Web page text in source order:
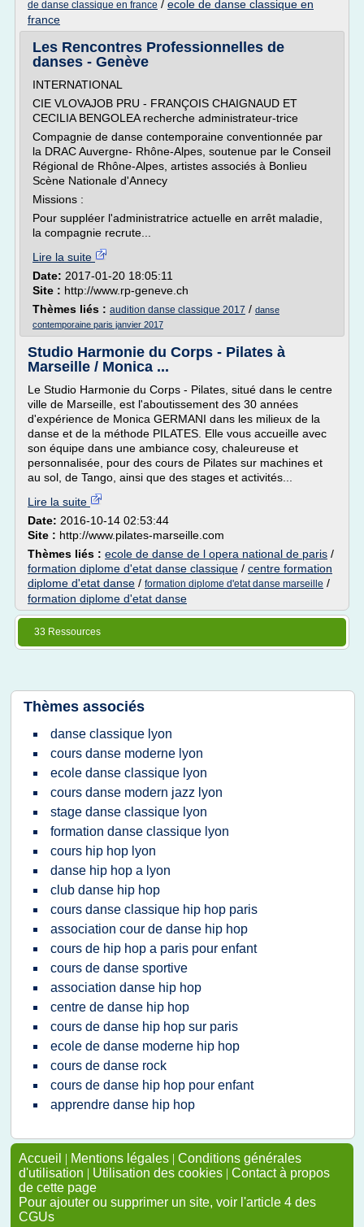
de danse classique en france / ecole de danse classique en
france
Les Rencontres Professionnelles de
danses - Genève
INTERNATIONAL
CIE VLOVAJOB PRU - FRANÇOIS CHAIGNAUD ET
CECILIA BENGOLEA recherche administrateur-trice
Compagnie de danse contemporaine conventionnée par
la DRAC Auvergne- Rhône-Alpes, soutenue par le Conseil
Régional de Rhône-Alpes, artistes associés à Bonlieu
Scène Nationale d'Annecy
Missions :
Pour suppléer l'administratrice actuelle en arrêt maladie,
la compagnie recrute...
Lire la suite
Date: 2017-01-20 18:05:11
Site : http://www.rp-geneve.ch
Thèmes liés : audition danse classique 2017 / danse
contemporaine paris janvier 2017
Studio Harmonie du Corps - Pilates à
Marseille / Monica ...
Le Studio Harmonie du Corps - Pilates, situé dans le centre
ville de Marseille, est l'aboutissement des 30 années
d'expérience de Monica GERMANI dans les milieux de la
danse et de la méthode PILATES. Elle vous accueille avec
son équipe dans une ambiance cosy, chaleureuse et
personnalisée, pour des cours de Pilates sur machines et
au sol, de Tango, ainsi que des stages et activités...
Lire la suite
Date: 2016-10-14 02:53:44
Site : http://www.pilates-marseille.com
Thèmes liés : ecole de danse de l opera national de paris /
formation diplome d'etat danse classique / centre formation
diplome d'etat danse / formation diplome d'etat danse marseille /
formation diplome d'etat danse
33 Ressources
Thèmes associés
danse classique lyon
cours danse moderne lyon
ecole danse classique lyon
cours danse modern jazz lyon
stage danse classique lyon
formation danse classique lyon
cours hip hop lyon
danse hip hop a lyon
club danse hip hop
cours danse classique hip hop paris
association cour de danse hip hop
cours de hip hop a paris pour enfant
cours de danse sportive
association danse hip hop
centre de danse hip hop
cours de danse hip hop sur paris
ecole de danse moderne hip hop
cours de danse rock
cours de danse hip hop pour enfant
apprendre danse hip hop
Accueil | Mentions légales | Conditions générales
d'utilisation | Utilisation des cookies | Contact à propos
de cette page
Pour ajouter ou supprimer un site, voir l'article 4 des
CGUs